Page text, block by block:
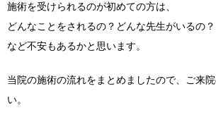
施術を受けられるのが初めての方は、
どんなことをされるの？どんな先生がいるの？
など不安もあるかと思います。
当院の施術の流れをまとめましたので、ご来
い。